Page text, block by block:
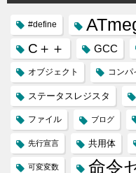
#define
C＋＋ GCC
オブジェクト コンパ
ステータスレジスタ
ファイル ブログ
先行宣言 共用体
可変変数 命令